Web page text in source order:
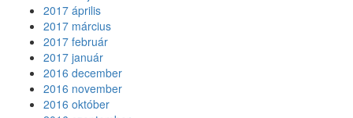
2017 április
2017 március
2017 február
2017 január
2016 december
2016 november
2016 október